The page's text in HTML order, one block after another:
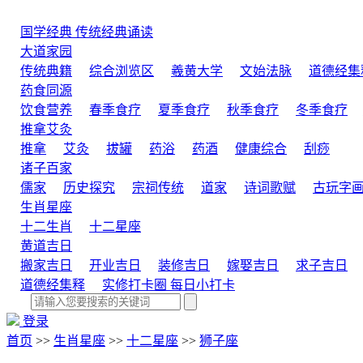
国学经典 传统经典诵读
大道家园
传统典籍
综合浏览区 羲黄大学 文始法脉
道德经集
药食同源
饮食营养
春季食疗 夏季食疗 秋季食疗 冬季食疗
推拿艾灸
推拿
艾灸 拔罐 药浴 药酒 健康综合
刮痧
诸子百家
儒家
历史探究 宗祠传统 道家 诗词歌赋 古玩字画
生肖星座
十二生肖
十二星座
黄道吉日
搬家吉日
开业吉日 装修吉日 嫁娶吉日
求子吉日
道德经集释
实修打卡圈 每日小打卡
登录
首页 >> 生肖星座 >> 十二星座 >> 狮子座